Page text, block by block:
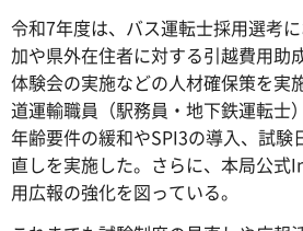
令和7年度は、バス運転士採用選考
加や県外在住者に対する引越費用助
体験会の実施などの人材確保策を実
道運輸職員（駅務員・地下鉄運転士
年齢要件の緩和やSPI3の導入、試験
直しを実施した。さらに、本局公式
用広報の強化を図っている。